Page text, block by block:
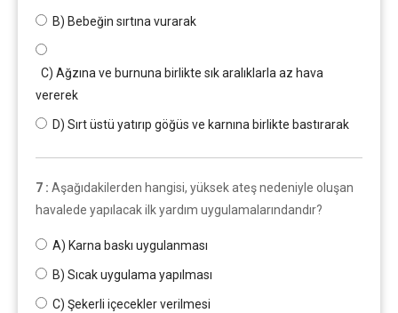
B) Bebeğin sırtına vurarak
C) Ağzına ve burnuna birlikte sık aralıklarla az hava
vererek
D) Sırt üstü yatırıp göğüs ve karnına birlikte bastırarak
7 : Aşağıdakilerden hangisi, yüksek ateş nedeniyle oluşan
havalede yapılacak ilk yardım uygulamalarındandır?
A) Karna baskı uygulanması
B) Sıcak uygulama yapılması
C) Şekerli içecekler verilmesi